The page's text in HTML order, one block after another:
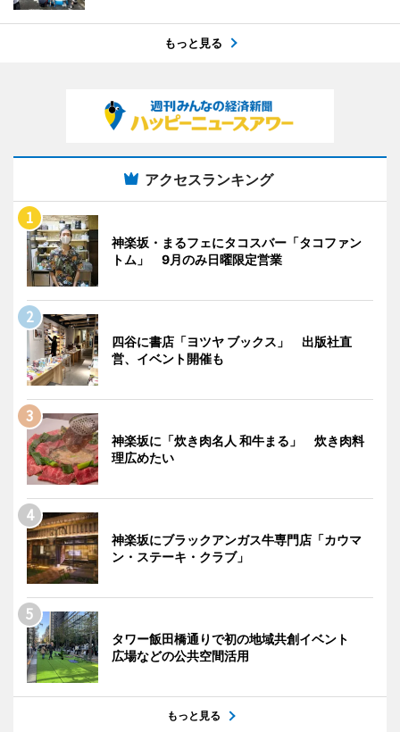
もっと見る
アクセスランキング
神楽坂・まるフェにタコスバー「タコファン
トム」 9月のみ日曜限定営業
四谷に書店「ヨツヤ ブックス」 出版社直
営、イベント開催も
神楽坂に「炊き肉名人 和牛まる」 炊き肉料
理広めたい
神楽坂にブラックアンガス牛専門店「カウマ
ン・ステーキ・クラブ」
タワー飯田橋通りで初の地域共創イベント
広場などの公共空間活用
もっと見る